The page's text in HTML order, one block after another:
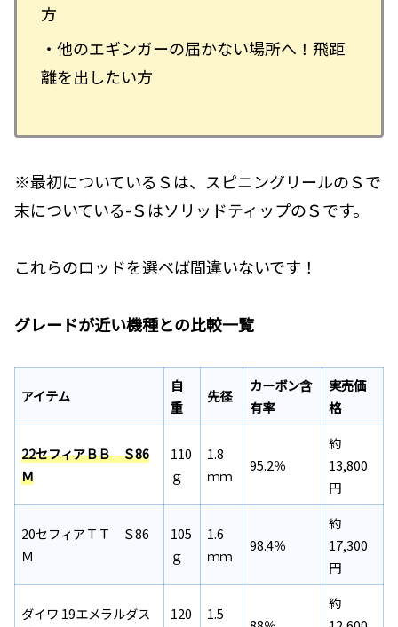
方
・他のエギンガーの届かない場所へ！飛距
離を出したい方
※最初についているＳは、スピニングリールのＳで
末についている-ＳはソリッドティップのＳです。
これらのロッドを選べば間違いないです！
グレードが近い機種との比較一覧
アイテム
自
重
先径
カーボン含
有率
実売価
格
22セフィアＢＢ Ｓ86
Ｍ
110
ｇ
1.8
ｍｍ
95.2％
約
13,800
円
20セフィアＴＴ Ｓ86
Ｍ
105
ｇ
1.6
ｍｍ
98.4％
約
17,300
円
ダイワ 19エメラルダス
120
1.5
約